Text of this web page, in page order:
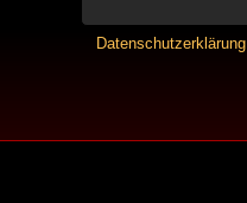
Datenschutzerklärung